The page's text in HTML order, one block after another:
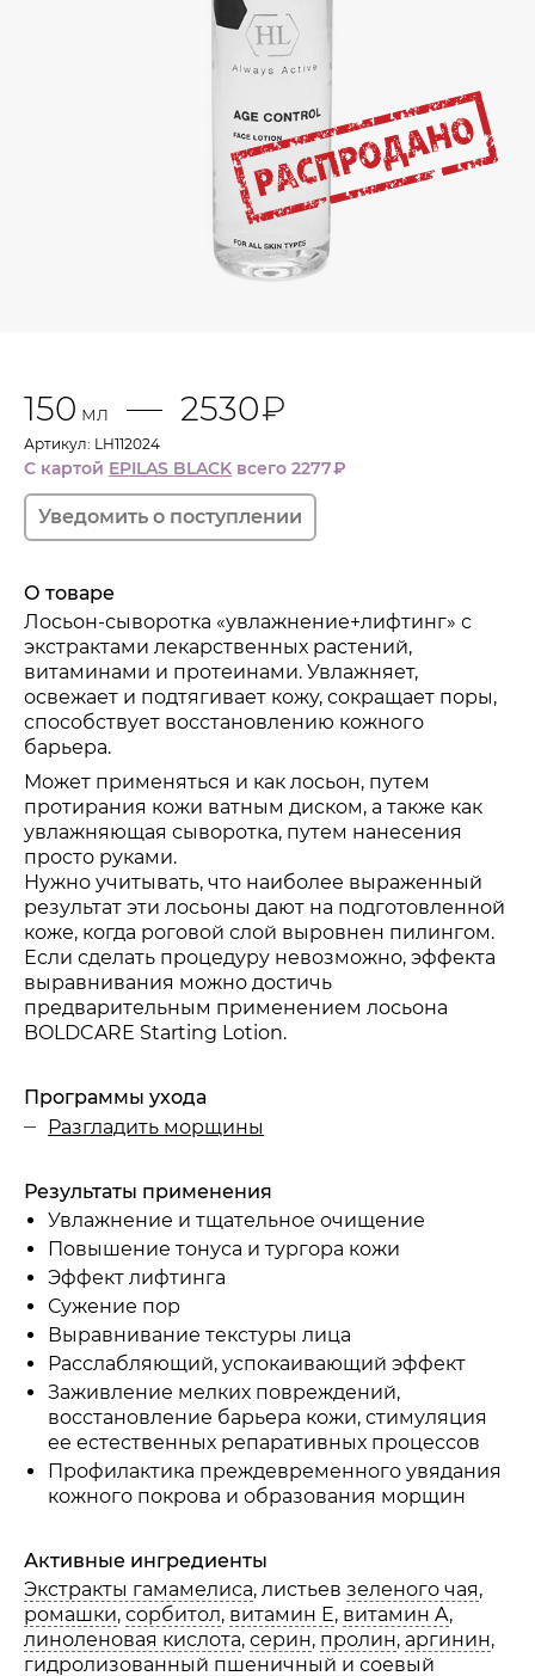
Обеспечивает немедленный подтягивающий и
разглаживающий эффект.
Улучшает регенерацию и обновление
эпидермиса, выравнивает кожу.
Нейтрализует свободные радикалы и защищает
кожу от внешних воздействий.
Профилактика старения.
Активные ингредиенты линии
Фитоэстрогены
Фитопротеины пшеницы и сои
L-аскорбиновая кислота
150 мл 2530₽
Артикул: LH112024
С картой EPILAS BLACK всего 2277₽
О товаре
Лосьон-сыворотка «увлажнение+лифтинг» с
экстрактами лекарственных растений,
витаминами и протеинами. Увлажняет,
освежает и подтягивает кожу, сокращает поры,
способствует восстановлению кожного
барьера.
Может применяться и как лосьон, путем
протирания кожи ватным диском, а также как
увлажняющая сыворотка, путем нанесения
просто руками.
Нужно учитывать, что наиболее выраженный
результат эти лосьоны дают на подготовленной
коже, когда роговой слой выровнен пилингом.
Если сделать процедуру невозможно, эффекта
выравнивания можно достичь
предварительным применением лосьона
BOLDCARE Starting Lotion.
Программы ухода
Разгладить морщины
Результаты применения
Увлажнение и тщательное очищение
Повышение тонуса и тургора кожи
Эффект лифтинга
Сужение пор
Выравнивание текстуры лица
Расслабляющий, успокаивающий эффект
Заживление мелких повреждений,
восстановление барьера кожи, стимуляция
ее естественных репаративных процессов
Профилактика преждевременного увядания
кожного покрова и образования морщин
Активные ингредиенты
Экстракты гамамелиса, листьевзеленого чая,
ромашки,сорбитол, витамин E, витамин A,
линоленовая кислота,серин, пролин, аргинин,
гидролизованный пшеничный и соевый